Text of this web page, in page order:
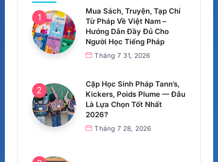
Mua Sách, Truyện, Tạp Chí
Từ Pháp Về Việt Nam –
Hướng Dẫn Đầy Đủ Cho
Người Học Tiếng Pháp
Tháng 7 31, 2026
Cặp Học Sinh Pháp Tann’s,
Kickers, Poids Plume — Đâu
Là Lựa Chọn Tốt Nhất
2026?
Tháng 7 28, 2026